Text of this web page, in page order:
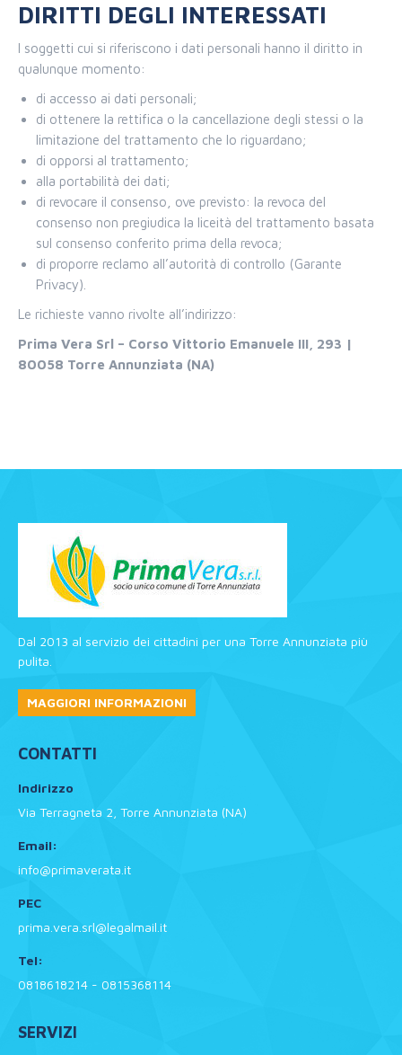
DIRITTI DEGLI INTERESSATI
I soggetti cui si riferiscono i dati personali hanno il diritto in
qualunque momento:
di accesso ai dati personali;
di ottenere la rettifica o la cancellazione degli stessi o la
limitazione del trattamento che lo riguardano;
di opporsi al trattamento;
alla portabilità dei dati;
di revocare il consenso, ove previsto: la revoca del
consenso non pregiudica la liceità del trattamento basata
sul consenso conferito prima della revoca;
di proporre reclamo all’autorità di controllo (Garante
Privacy).
Le richieste vanno rivolte all’indirizzo:
Prima Vera Srl – Corso Vittorio Emanuele III, 293 |
80058 Torre Annunziata (NA)
Dal 2013 al servizio dei cittadini per una Torre Annunziata più
pulita.
MAGGIORI INFORMAZIONI
CONTATTI
Indirizzo
Via Terragneta 2, Torre Annunziata (NA)
Email:
info@primaverata.it
PEC
prima.vera.srl@legalmail.it
Tel:
0818618214 - 0815368114
SERVIZI